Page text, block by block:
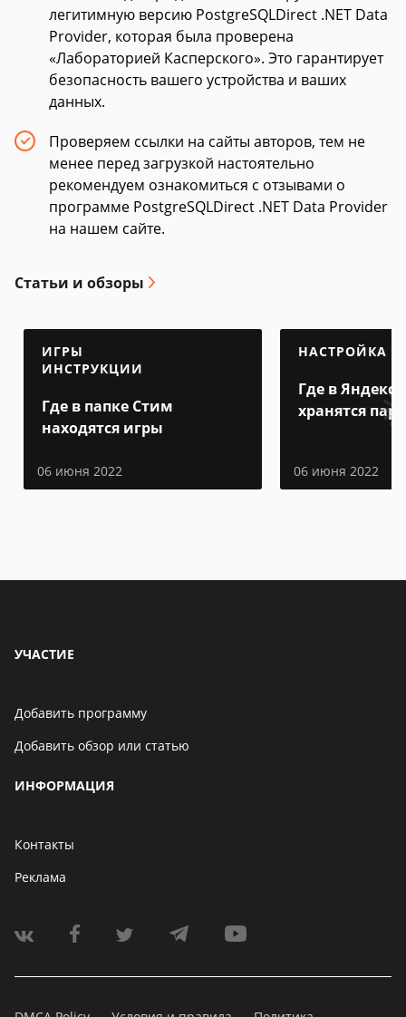
легитимную версию PostgreSQLDirect .NET Data
Provider, которая была проверена
«Лабораторией Касперского». Это гарантирует
безопасность вашего устройства и ваших
данных.
Проверяем ссылки на сайты авторов, тем не
менее перед загрузкой настоятельно
рекомендуем ознакомиться с отзывами о
программе PostgreSQLDirect .NET Data Provider
на нашем сайте.
Статьи и обзоры
ИГРЫ
ИНСТРУКЦИИ
Где в папке Стим
находятся игры
06 июня 2022
НАСТРОЙКА
Где в Яндекс
хранятся
06 июня 2022
УЧАСТИЕ
Добавить программу
Добавить обзор или статью
ИНФОРМАЦИЯ
Контакты
Реклама